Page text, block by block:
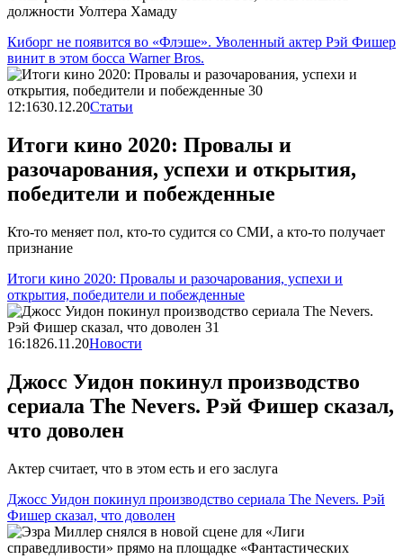
должности Уолтера Хамаду
Киборг не появится во «Флэше». Уволенный актер Рэй Фишер
винит в этом босса Warner Bros.
12:1630.12.20Статьи
Итоги кино 2020: Провалы и
разочарования, успехи и открытия,
победители и побежденные
Кто-то меняет пол, кто-то судится со СМИ, а кто-то получает
признание
Итоги кино 2020: Провалы и разочарования, успехи и
открытия, победители и побежденные
16:1826.11.20Новости
Джосс Уидон покинул производство
сериала The Nevers. Рэй Фишер сказал,
что доволен
Актер считает, что в этом есть и его заслуга
Джосс Уидон покинул производство сериала The Nevers. Рэй
Фишер сказал, что доволен